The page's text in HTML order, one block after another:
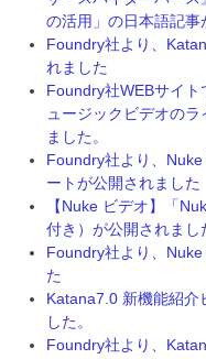
の活用」の日本語記事
Foundry社より、
れました
Foundry社WEBサイト
ュージックビデオの
ました。
Foundry社より、
ートが公開されました
【Nuke ビデオ】「
付き）が公開されまし
Foundry社より、
た
Katana7.0 新機能紹介
した。
Foundry社より、